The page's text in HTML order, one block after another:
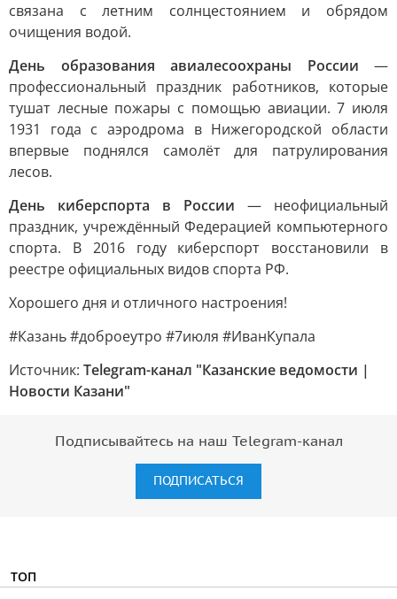
связана с летним солнцестоянием и обрядом
очищения водой.
День образования авиалесоохраны России —
профессиональный праздник работников, которые
тушат лесные пожары с помощью авиации. 7 июля
1931 года с аэродрома в Нижегородской области
впервые поднялся самолёт для патрулирования
лесов.
День киберспорта в России — неофициальный
праздник, учреждённый Федерацией компьютерного
спорта. В 2016 году киберспорт восстановили в
реестре официальных видов спорта РФ.
Хорошего дня и отличного настроения!
#Казань #доброеутро #7июля #ИванКупала
Источник: Telegram-канал "Казанские ведомости |
Новости Казани"
Подписывайтесь на наш Telegram-канал
ПОДПИСАТЬСЯ
ТОП